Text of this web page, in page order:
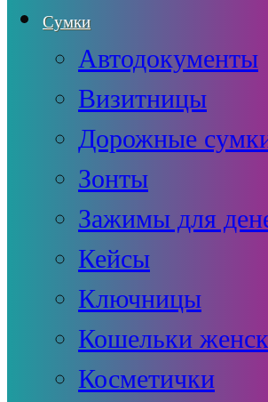
Сумки
Автодокументы
Визитницы
Дорожные
Зонты
Зажимы для
Кейсы
Ключницы
Кошельки
Косметички